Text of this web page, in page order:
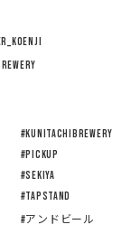
#KUNITACHIBREWERY
#pickup
#sekiya
#tapstand
#アンドビール